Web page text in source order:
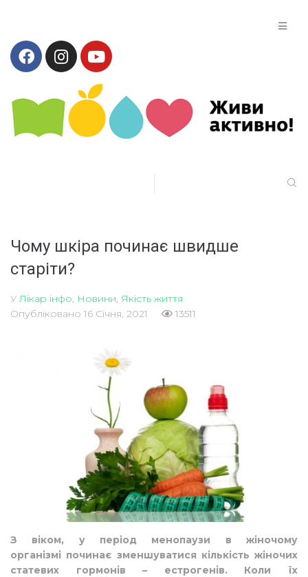
Чому шкіра починає швидше
старіти?
У Лікар інфо Новини Якість життя
Опубліковано 16 Січня, 2021 13511
З віком, у період менопаузи в жіночому
організмі починає зменшуватися кількість жіночих
статевих гормонів – естрогенів. Коли їх